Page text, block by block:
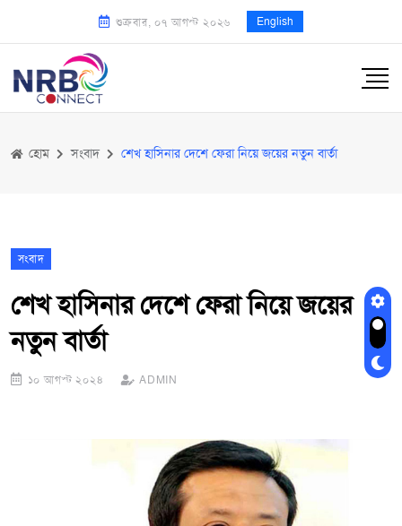
শুক্রবার, ০৭ আগস্ট ২০২৬ English
হোম সংবাদ শেখ হাসিনার দেশে ফেরা নিয়ে জয়ের নতুন বার্তা
সংবাদ
শেখ হাসিনার দেশে ফেরা নিয়ে জয়ের
নতুন বার্তা
১০ আগস্ট ২০২৪ ADMIN